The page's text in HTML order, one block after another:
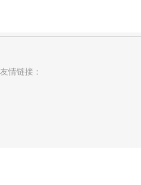
友情链接：